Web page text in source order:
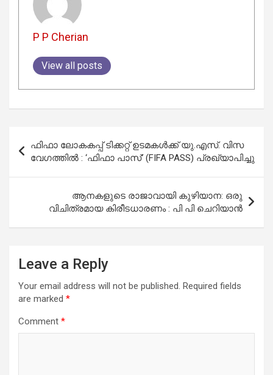
P P Cherian
View all posts
navigation
ഫിഫാ ലോകകപ്പ് ടിക്കറ്റ് ഉടമകൾക്ക് യു.എസ്. വിസ
വേഗത്തിൽ : ‘ഫിഫാ പാസ്’ (FIFA PASS) പ്രഖ്യാപിച്ചു
ആനകളുടെ രാജാവായി കുഴിയാന: ഒരു
വിചിത്രമായ കിരീടധാരണം : പി പി ചെറിയാൻ
Leave a Reply
Your email address will not be published. Required fields
are marked *
Comment *